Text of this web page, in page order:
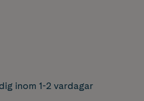
inom 1-2 vardagar